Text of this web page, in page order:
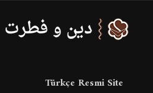
Türkçe Resmi Site